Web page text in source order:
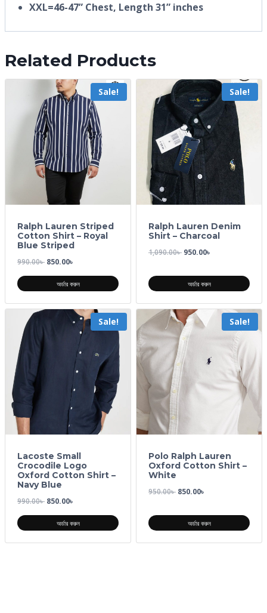
XXL=46-47” Chest, Length 31” inches
Related Products
Sale!
Ralph Lauren Striped
Cotton Shirt – Royal
Blue Striped
990.00৳ 850.00৳
অর্ডার করুন
Sale!
Ralph Lauren Denim
Shirt – Charcoal
1,090.00৳ 950.00৳
অর্ডার করুন
Sale!
Lacoste Small
Crocodile Logo
Oxford Cotton Shirt –
Navy Blue
990.00৳ 850.00৳
অর্ডার করুন
Sale!
Polo Ralph Lauren
Oxford Cotton Shirt –
White
950.00৳ 850.00৳
অর্ডার করুন